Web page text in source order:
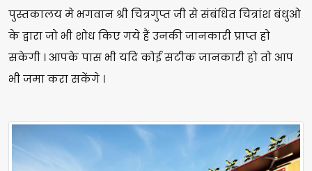
पुस्तकालय मे भगवान श्री चित्रगुप्त जी से संबंधित चित्रांश बंधुओ
के द्वारा जो भी शोध किए गये हैं उनकी जानकारी प्राप्त हो
सकेगी । आपके पास भी यदि कोई सटीक जानकारी हो तो आप
भी जमा करा सकेंगे ।